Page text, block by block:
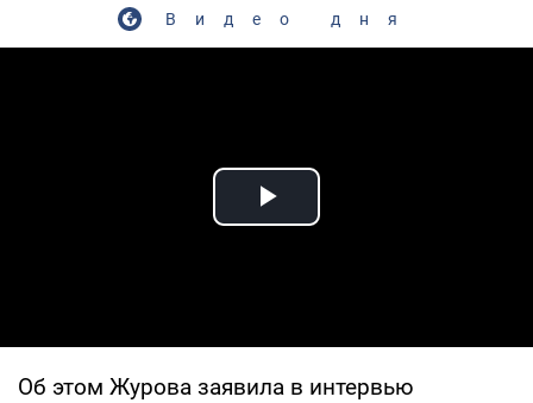
Видео дня
Play Video
Об этом Журова заявила в интервью